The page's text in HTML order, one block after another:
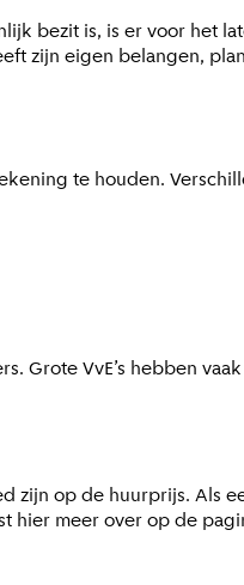
bezit is, is er voor het
zijn eigen belangen,
te houden.
Grote VvE’s hebben
zijn op de huurprijs. Als
hier meer over op de